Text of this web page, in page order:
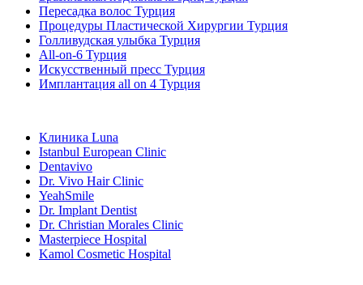
Пересадка волос Турция
Процедуры Пластической Хирургии Турция
Голливудская улыбка Турция
All-on-6 Турция
Искусственный пресс Турция
Имплантация all on 4 Турция
Клиника Luna
Istanbul European Clinic
Dentavivo
Dr. Vivo Hair Clinic
YeahSmile
Dr. Implant Dentist
Dr. Christian Morales Clinic
Masterpiece Hospital
Kamol Cosmetic Hospital